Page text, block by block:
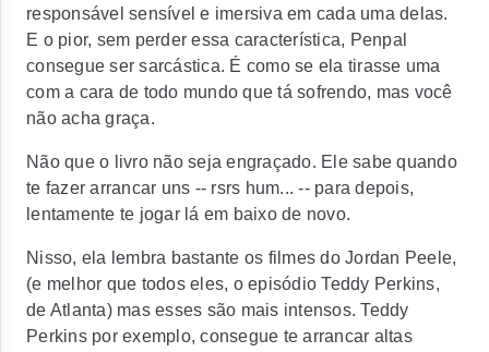
responsável sensível e imersiva em cada uma delas.
E o pior, sem perder essa característica, Penpal
consegue ser sarcástica. É como se ela tirasse uma
com a cara de todo mundo que tá sofrendo, mas você
não acha graça.
Não que o livro não seja engraçado. Ele sabe quando
te fazer arrancar uns -- rsrs hum... -- para depois,
lentamente te jogar lá em baixo de novo.
Nisso, ela lembra bastante os filmes do Jordan Peele,
(e melhor que todos eles, o episódio Teddy Perkins,
de Atlanta) mas esses são mais intensos. Teddy
Perkins por exemplo, consegue te arrancar altas